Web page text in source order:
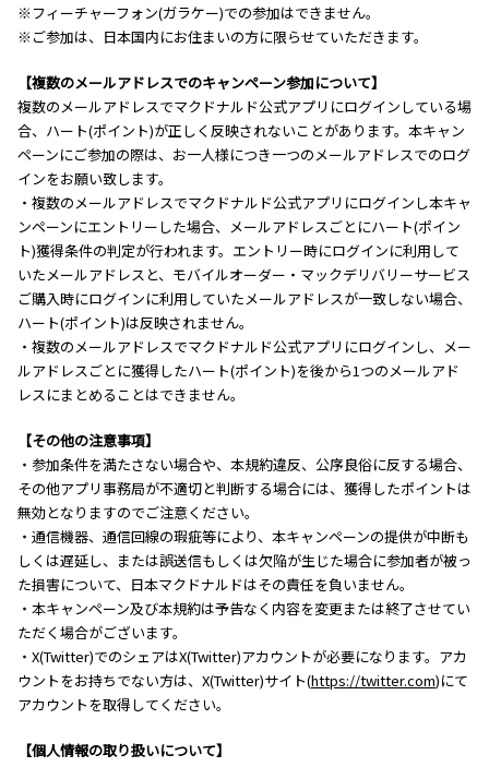
※フィーチャーフォン(ガラケー)での参加はできません。
※ご参加は、日本国内にお住まいの方に限らせていただきます。
【複数のメールアドレスでのキャンペーン参加について】
複数のメールアドレスでマクドナルド公式アプリにログインしている場
合、ハート(ポイント)が正しく反映されないことがあります。本キャン
ペーンにご参加の際は、お一人様につき一つのメールアドレスでのログ
インをお願い致します。
・複数のメールアドレスでマクドナルド公式アプリにログインし本キャ
ンペーンにエントリーした場合、メールアドレスごとにハート(ポイン
ト)獲得条件の判定が行われます。エントリー時にログインに利用して
いたメールアドレスと、モバイルオーダー・マックデリバリーサービス
ご購入時にログインに利用していたメールアドレスが一致しない場合、
ハート(ポイント)は反映されません。
・複数のメールアドレスでマクドナルド公式アプリにログインし、メー
ルアドレスごとに獲得したハート(ポイント)を後から1つのメールアド
レスにまとめることはできません。
【その他の注意事項】
・参加条件を満たさない場合や、本規約違反、公序良俗に反する場合、
その他アプリ事務局が不適切と判断する場合には、獲得したポイントは
無効となりますのでご注意ください。
・通信機器、通信回線の瑕疵等により、本キャンペーンの提供が中断も
しくは遅延し、または誤送信もしくは欠陥が生じた場合に参加者が被っ
た損害について、日本マクドナルドはその責任を負いません。
・本キャンペーン及び本規約は予告なく内容を変更または終了させてい
ただく場合がございます。
・X(Twitter)でのシェアはX(Twitter)アカウントが必要になります。アカ
ウントをお持ちでない方は、X(Twitter)サイト(https://twitter.com)にて
アカウントを取得してください。
【個人情報の取り扱いについて】